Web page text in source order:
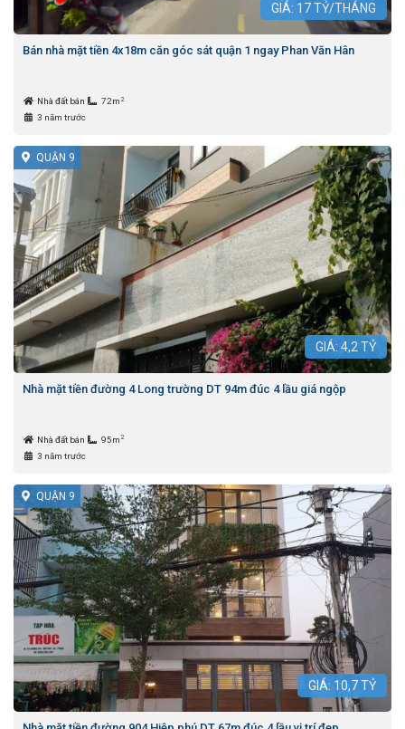
GIÁ: 17TỶ/THÁNG
Bán nhà mặt tiền 4x18m căn góc sát quận 1 ngay Phan Văn Hân
Nhà đất bán 72m 2
3 năm trước
QUẬN 9
GIÁ: 4,2 TỶ
Nhà mặt tiền đường 4 Long trường DT 94m đúc 4 lầu giá ngộp
Nhà đất bán 95m 2
3 năm trước
QUẬN 9
GIÁ: 10,7TỶ